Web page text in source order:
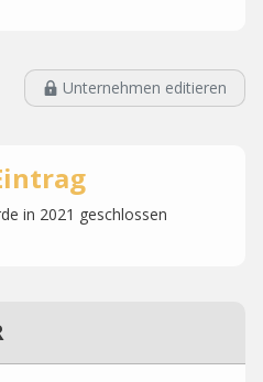
Unternehmen editieren
in 2021 geschlossen